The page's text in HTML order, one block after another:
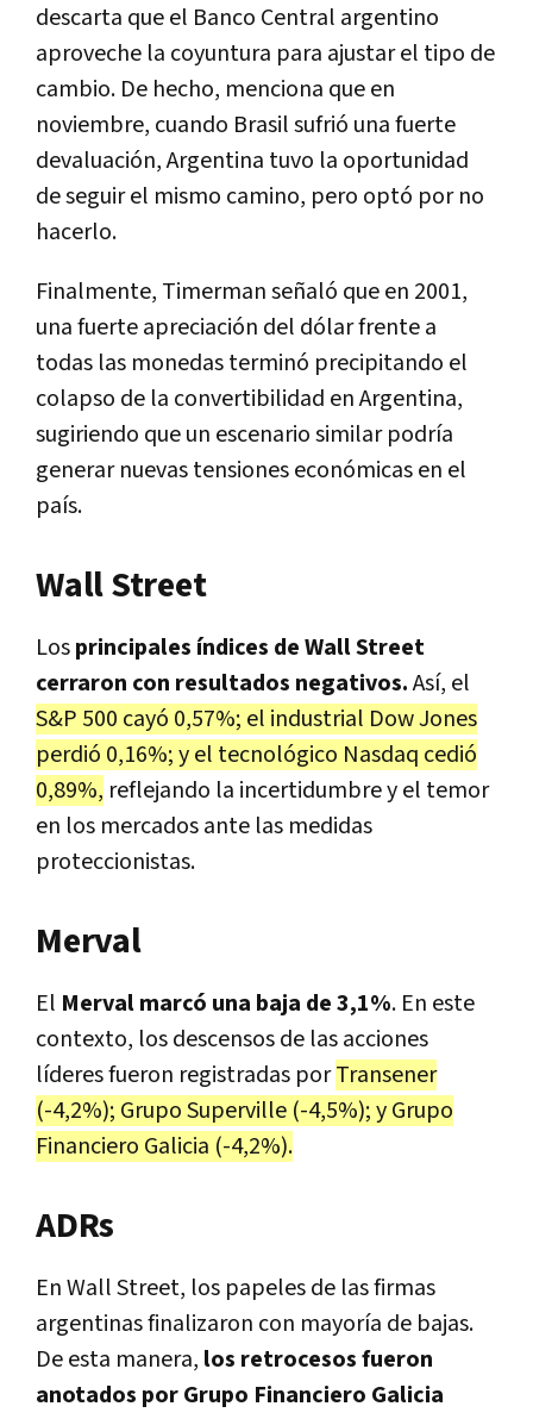
descarta que el Banco Central argentino
aproveche la coyuntura para ajustar el tipo de
cambio. De hecho, menciona que en
noviembre, cuando Brasil sufrió una fuerte
devaluación, Argentina tuvo la oportunidad
de seguir el mismo camino, pero optó por no
hacerlo.
Finalmente, Timerman señaló que en 2001,
una fuerte apreciación del dólar frente a
todas las monedas terminó precipitando el
colapso de la convertibilidad en Argentina,
sugiriendo que un escenario similar podría
generar nuevas tensiones económicas en el
país.
Wall Street
Losprincipales índices de Wall Street
cerraron con resultados negativos.Así, el
S&P 500 cayó 0,57%; el industrial Dow Jones
perdió 0,16%; y el tecnológico Nasdaq cedió
0,89%, reflejando la incertidumbre y el temor
en los mercados ante las medidas
proteccionistas.
Merval
El Merval marcó una baja de 3,1%. En este
contexto, los descensos de las acciones
líderes fueron registradas porTransener
(-4,2%); Grupo Superville (-4,5%); y Grupo
Financiero Galicia (-4,2%).
ADRs
En Wall Street, los papeles de las firmas
argentinas finalizaron con mayoría de bajas.
De esta manera, los retrocesos fueron
anotados por Grupo Financiero Galicia